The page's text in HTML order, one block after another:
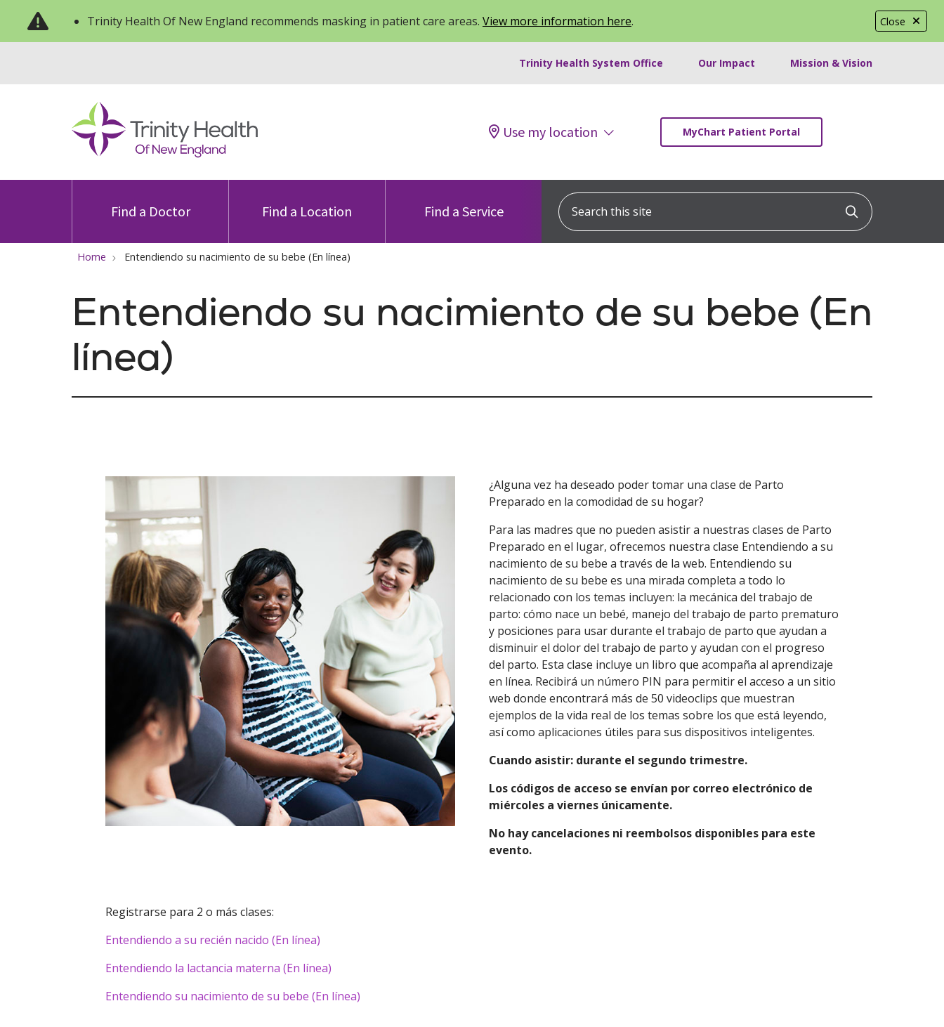
Close
Trinity Health Of New England recommends masking in patient care areas. View more information here.
Trinity Health System Office Our Impact Mission & Vision
Use my location MyChart Patient Portal
Find a Doctor Find a Location Find a Service
Search this site
Click to
Home Entendiendo su nacimiento de su bebe (En línea)
Entendiendo su nacimiento de su bebe (En
línea)
¿Alguna vez ha deseado poder tomar una clase de Parto
Preparado en la comodidad de su hogar?
Para las madres que no pueden asistir a nuestras clases de Parto
Preparado en el lugar, ofrecemos nuestra clase Entendiendo a su
nacimiento de su bebe a través de la web. Entendiendo su
nacimiento de su bebe es una mirada completa a todo lo
relacionado con los temas incluyen: la mecánica del trabajo de
parto: cómo nace un bebé, manejo del trabajo de parto prematuro
y posiciones para usar durante el trabajo de parto que ayudan a
disminuir el dolor del trabajo de parto y ayudan con el progreso
del parto. Esta clase incluye un libro que acompaña al aprendizaje
en línea. Recibirá un número PIN para permitir el acceso a un sitio
web donde encontrará más de 50 videoclips que muestran
ejemplos de la vida real de los temas sobre los que está leyendo,
así como aplicaciones útiles para sus dispositivos inteligentes.
Cuando asistir: durante el segundo trimestre.
Los códigos de acceso se envían por correo electrónico de
miércoles a viernes únicamente.
No hay cancelaciones ni reembolsos disponibles para este
evento.
Registrarse para 2 o más clases:
Entendiendo a su recién nacido (En línea)
Entendiendo la lactancia materna (En línea)
Entendiendo su nacimiento de su bebe (En línea)